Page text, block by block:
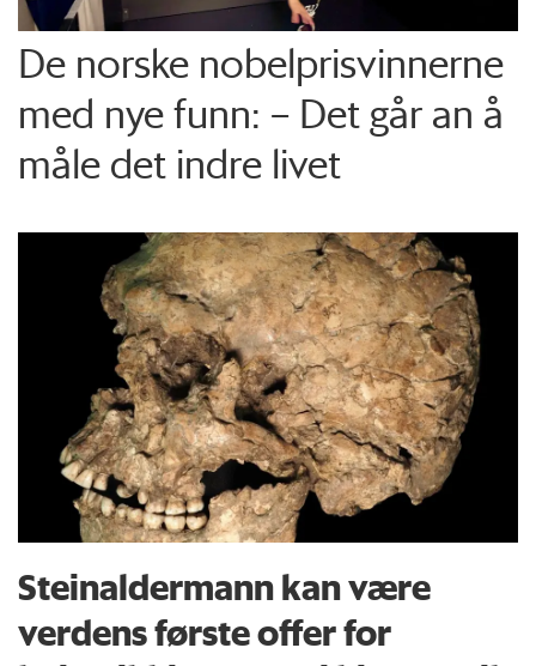
De norske nobelprisvinnerne
med nye funn: – Det går an å
måle det indre livet
Steinaldermann kan være
verdens første offer for